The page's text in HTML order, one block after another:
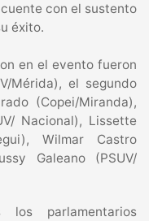
con el sustento
éxito.
en el evento fueron
Mérida), el segundo
(Copei/Miranda),
Nacional), Lissette
Wilmar Castro
Galeano (PSUV/
los parlamentarios